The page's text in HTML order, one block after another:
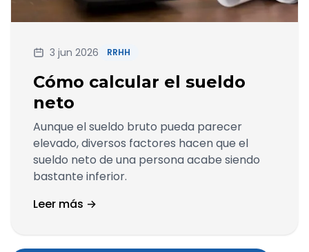
3 jun 2026 RRHH
Cómo calcular el sueldo
neto
Aunque el sueldo bruto pueda parecer
elevado, diversos factores hacen que el
sueldo neto de una persona acabe siendo
bastante inferior.
Leer más →